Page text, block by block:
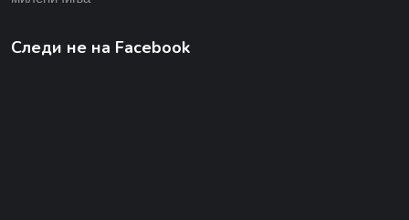
Следи не на Facebook